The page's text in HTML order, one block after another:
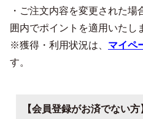
・ご注文内容を変更された
囲内でポイントを適用いたし
※獲得・利用状況は、 マイペ
す。
【会員登録がお済でない方